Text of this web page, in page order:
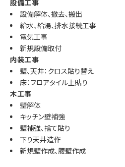
設備工事
設備解体、撤去、搬出
給水、給湯、排水接続工事
電気工事
新規設備取付
内装工事
壁、天井：クロス貼り替え
床：フロアタイル上貼り
木工事
壁解体
キッチン壁補強
壁補強、捨て貼り
下り天井造作
新規壁作成、腰壁作成